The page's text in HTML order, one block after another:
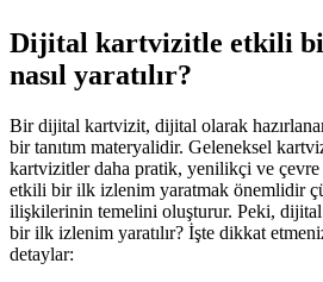
Dijital kartvizitle etkili
nasıl yaratılır?
Bir dijital kartvizit, dijital olarak
bir tanıtım materyalidir. Geleneksel
kartvizitler daha pratik, yenilikçi ve çevre
etkili bir ilk izlenim yaratmak önemlidir
ilişkilerinin temelini oluşturur. Peki,
bir ilk izlenim yaratılır? İşte dikkat
detaylar: